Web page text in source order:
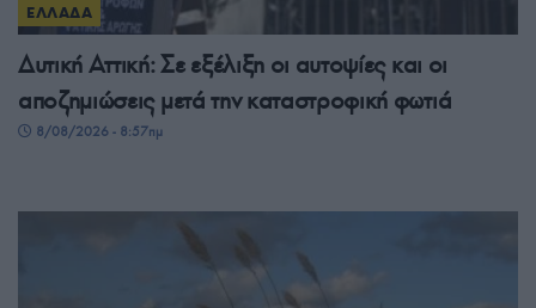
ΕΛΛΑΔΑ
Δυτική Αττική: Σε εξέλιξη οι αυτοψίες και οι
αποζημιώσεις μετά την καταστροφική φωτιά
8/08/2026 - 8:57πμ